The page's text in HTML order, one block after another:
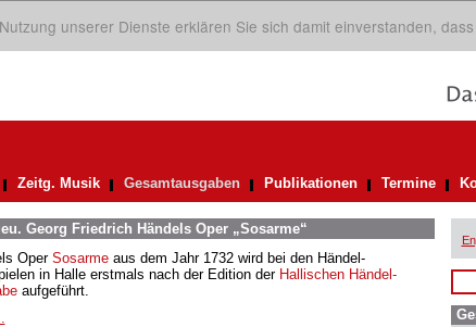
unserer Dienste erklären Sie sich damit einverstanden,
Zeitg. Musik Gesamtausgaben Publikationen Termine
Georg Friedrich Händels Oper „Sosarme“
Oper Sosarmeaus dem Jahr 1732 wird bei den Händel-
in Halle erstmals nach der Edition der Hallischen Händel-
aufgeführt.